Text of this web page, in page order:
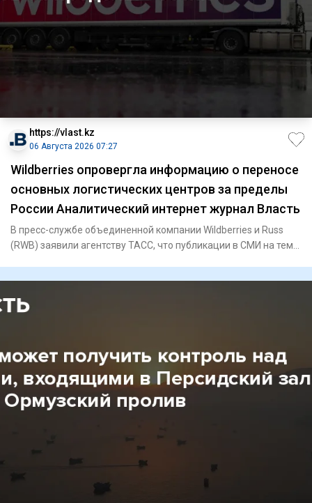
https://vlast.kz
06 Августа 2026 07:27
Wildberries опровергла информацию о переносе
основных логистических центров за пределы
России Аналитический интернет журнал Власть
В пресс-службе объединенной компании Wildberries и Russ
(RWB) заявили агентству ТАСС, что публикации в СМИ на тему